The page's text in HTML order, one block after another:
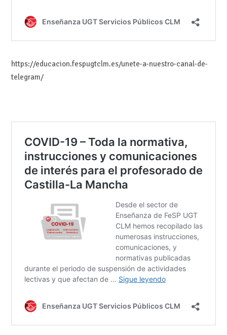
https://educacion.fespugtclm.es/unete-a-nuestro-canal-de-
telegram/